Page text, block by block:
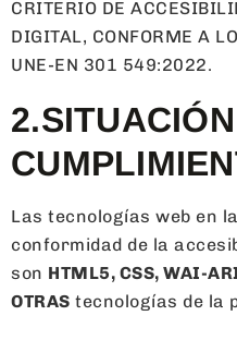
CRITERIO DE
DIGITAL, CONFORME A
UNE-EN 301 549:2022.
Las tecnologías web en
conformidad de la
son HTML5, CSS, WAI-
OTRAS tecnologías de la